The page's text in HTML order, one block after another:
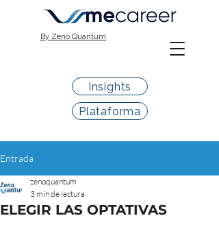
By Zeno Quantum
Insights
Plataforma
Entrada
ELEGIR LAS OPTATIVAS
zenoquantum
3 min de lectura